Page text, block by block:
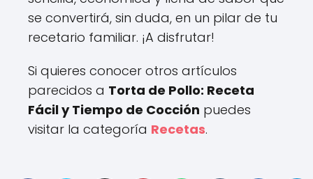
se convertirá, sin duda, en un pilar de tu
recetario familiar. ¡A disfrutar!
Si quieres conocer otros artículos
parecidos a Torta de Pollo: Receta
Fácil y Tiempo de Cocción puedes
visitar la categoría Recetas.